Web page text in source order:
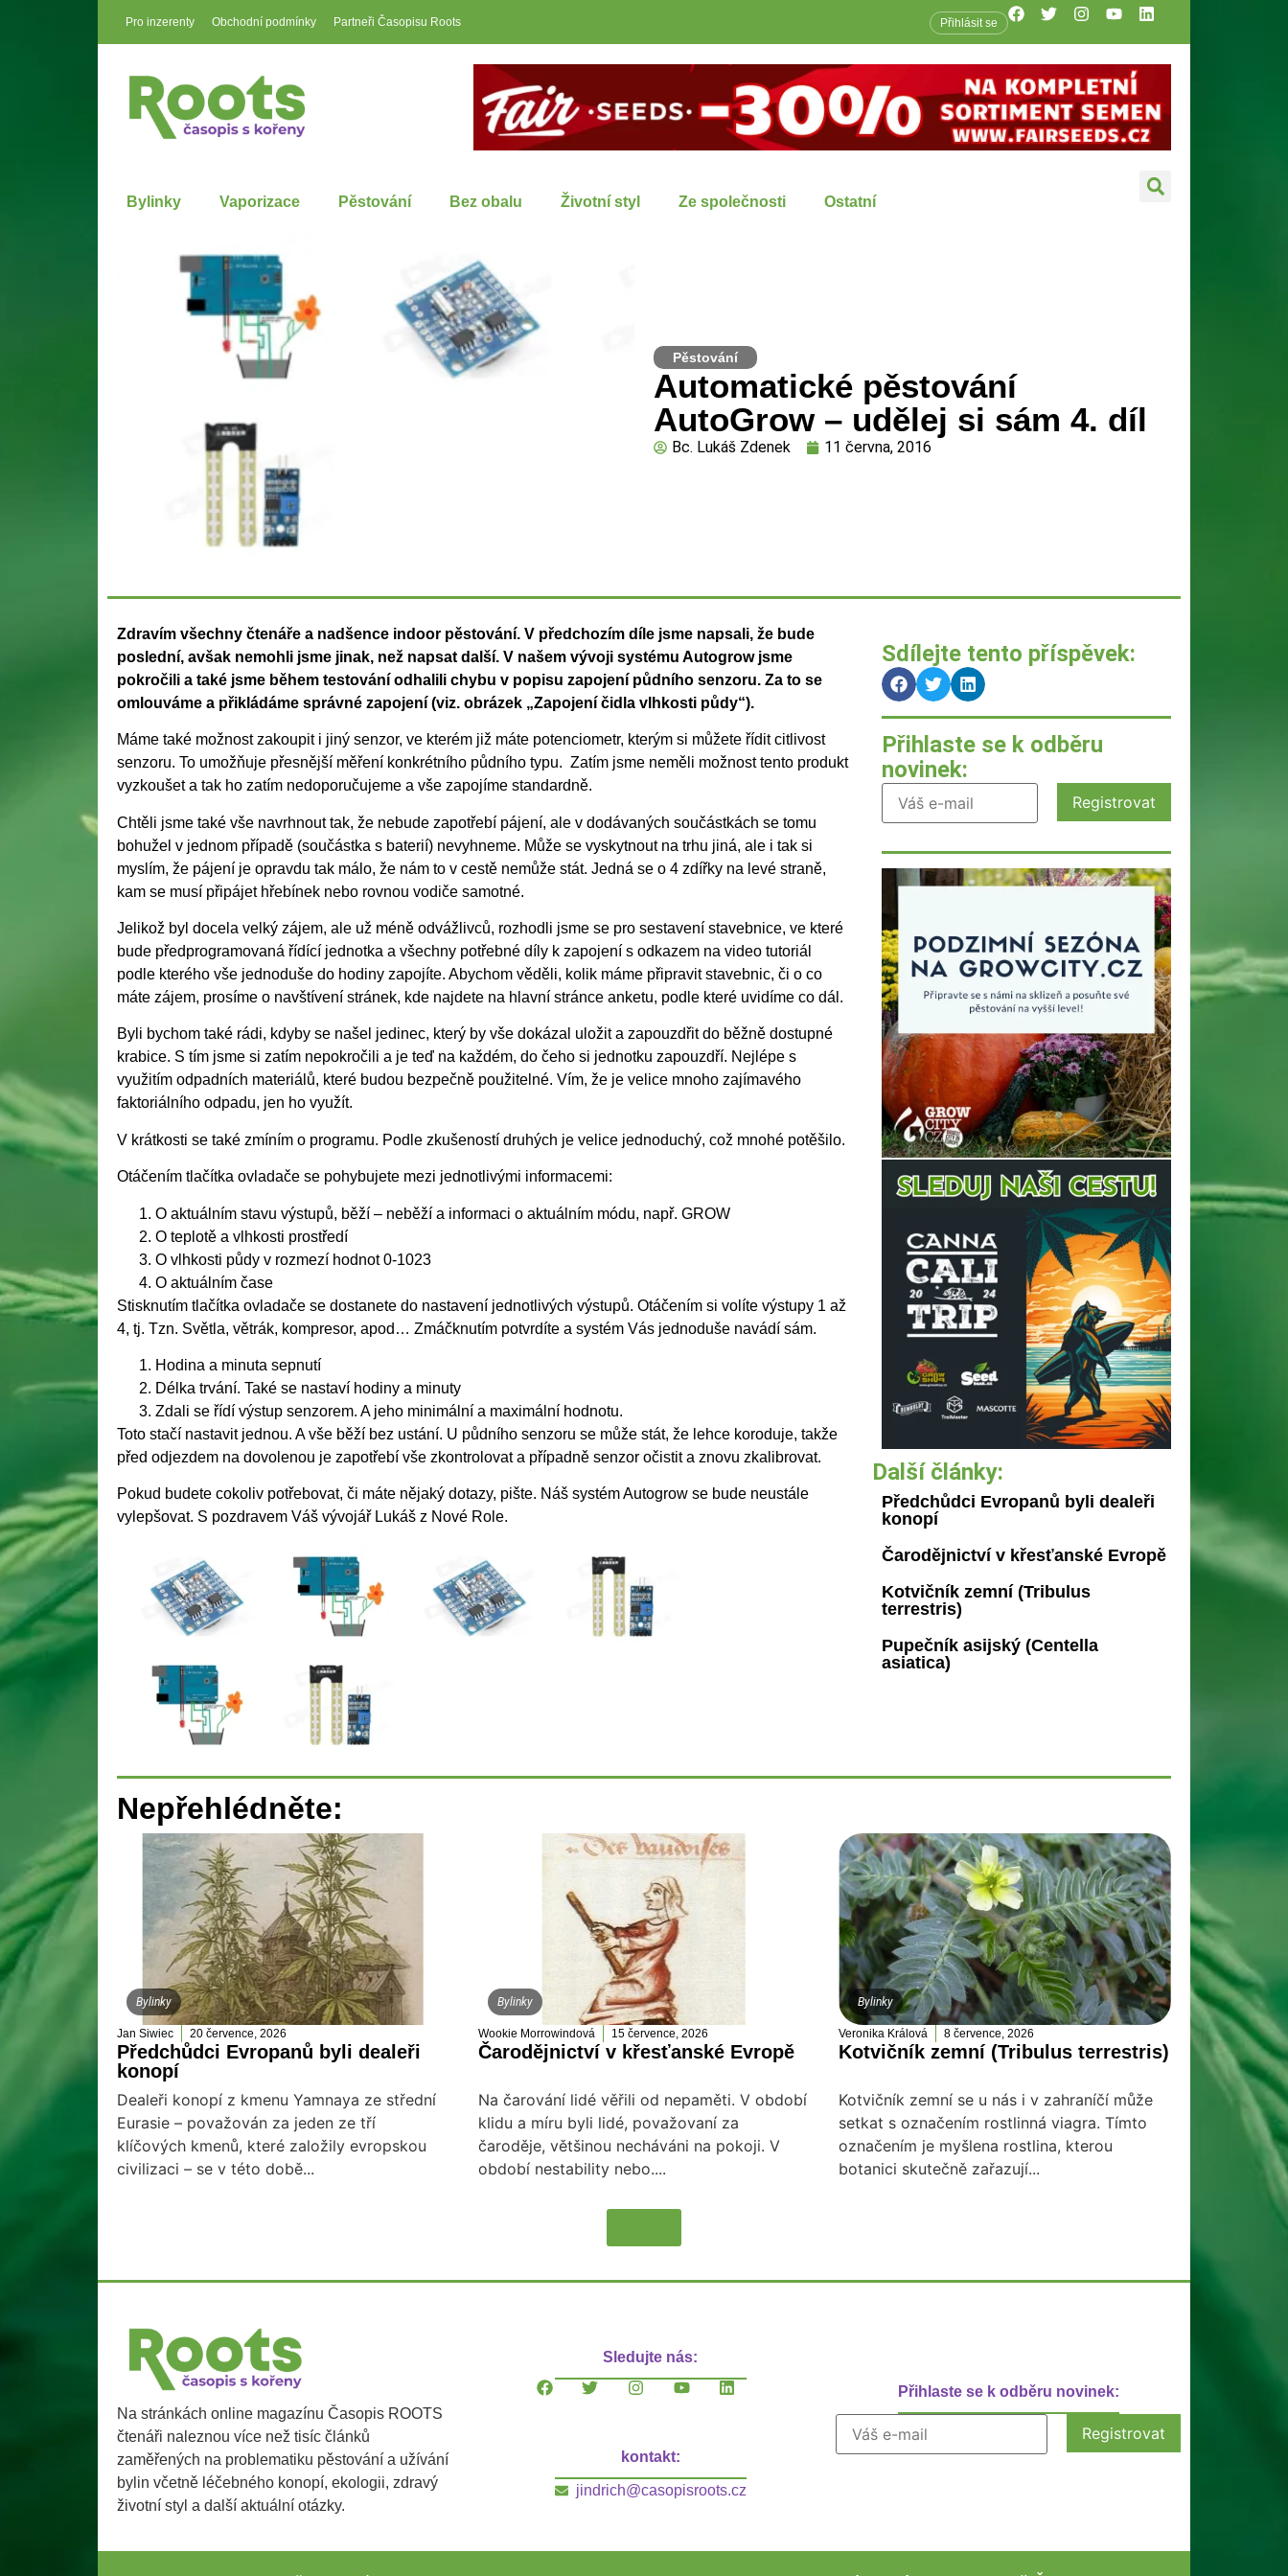
Pro inzerenty Obchodní podmínky Partneři Časopisu Roots Přihlásit se
Bylinky Vaporizace Pěstování Bez obalu Životní styl Ze společnosti Ostatní
Pěstování
Automatické pěstování
AutoGrow – udělej si sám 4. díl
Bc. Lukáš Zdenek 11 června, 2016
Zdravím všechny čtenáře a nadšence indoor pěstování. V předchozím díle jsme napsali, že bude
poslední, avšak nemohli jsme jinak, než napsat další. V našem vývoji systému Autogrow jsme
pokročili a také jsme během testování odhalili chybu v popisu zapojení půdního senzoru. Za to se
omlouváme a přikládáme správné zapojení (viz. obrázek „Zapojení čidla vlhkosti půdy“).
Máme také možnost zakoupit i jiný senzor, ve kterém již máte potenciometr, kterým si můžete řídit citlivost
senzoru. To umožňuje přesnější měření konkrétního půdního typu. Zatím jsme neměli možnost tento produkt
vyzkoušet a tak ho zatím nedoporučujeme a vše zapojíme standardně.
Chtěli jsme také vše navrhnout tak, že nebude zapotřebí pájení, ale v dodávaných součástkách se tomu
bohužel v jednom případě (součástka s baterií) nevyhneme. Může se vyskytnout na trhu jiná, ale i tak si
myslím, že pájení je opravdu tak málo, že nám to v cestě nemůže stát. Jedná se o 4 zdířky na levé straně,
kam se musí připájet hřebínek nebo rovnou vodiče samotné.
Jelikož byl docela velký zájem, ale už méně odvážlivců, rozhodli jsme se pro sestavení stavebnice, ve které
bude předprogramovaná řídící jednotka a všechny potřebné díly k zapojení s odkazem na video tutoriál
podle kterého vše jednoduše do hodiny zapojíte. Abychom věděli, kolik máme připravit stavebnic, či o co
máte zájem, prosíme o navštívení stránek, kde najdete na hlavní stránce anketu, podle které uvidíme co dál.
Byli bychom také rádi, kdyby se našel jedinec, který by vše dokázal uložit a zapouzdřit do běžně dostupné
krabice. S tím jsme si zatím nepokročili a je teď na každém, do čeho si jednotku zapouzdří. Nejlépe s
využitím odpadních materiálů, které budou bezpečně použitelné. Vím, že je velice mnoho zajímavého
faktoriálního odpadu, jen ho využít.
V krátkosti se také zmíním o programu. Podle zkušeností druhých je velice jednoduchý, což mnohé potěšilo.
Otáčením tlačítka ovladače se pohybujete mezi jednotlivými informacemi:
O aktuálním stavu výstupů, běží – neběží a informaci o aktuálním módu, např. GROW
O teplotě a vlhkosti prostředí
O vlhkosti půdy v rozmezí hodnot 0-1023
O aktuálním čase
Stisknutím tlačítka ovladače se dostanete do nastavení jednotlivých výstupů. Otáčením si volíte výstupy 1 až
4, tj. Tzn. Světla, větrák, kompresor, apod… Zmáčknutím potvrdíte a systém Vás jednoduše navádí sám.
Hodina a minuta sepnutí
Délka trvání. Také se nastaví hodiny a minuty
Zdali se řídí výstup senzorem. A jeho minimální a maximální hodnotu.
Toto stačí nastavit jednou. A vše běží bez ustání. U půdního senzoru se může stát, že lehce koroduje, takže
před odjezdem na dovolenou je zapotřebí vše zkontrolovat a případně senzor očistit a znovu zkalibrovat.
Pokud budete cokoliv potřebovat, či máte nějaký dotazy, pište. Náš systém Autogrow se bude neustále
vylepšovat. S pozdravem Váš vývojář Lukáš z Nové Role.
Sdílejte tento příspěvek:
Přihlaste se k odběru
novinek:
Další články:
Předchůdci Evropanů byli dealeři
konopí
Čarodějnictví v křesťanské Evropě
Kotvičník zemní (Tribulus
terrestris)
Pupečník asijský (Centella
asiatica)
Nepřehlédněte:
Bylinky
Jan Siwiec 20 července, 2026
Předchůdci Evropanů byli dealeři
konopí
Dealeři konopí z kmenu Yamnaya ze střední
Eurasie – považován za jeden ze tří
klíčových kmenů, které založily evropskou
civilizaci – se v této době...
Bylinky
Wookie Morrowindová 15 července, 2026
Čarodějnictví v křesťanské Evropě
Na čarování lidé věřili od nepaměti. V období
klidu a míru byli lidé, považovaní za
čaroděje, většinou necháváni na pokoji. V
období nestability nebo....
Bylinky
Veronika Králová 8 července, 2026
Kotvičník zemní (Tribulus terrestris)
Kotvičník zemní se u nás i v zahraníčí může
setkat s označením rostlinná viagra. Tímto
označením je myšlena rostlina, kterou
botanici skutečně zařazují...
Na stránkách online magazínu Časopis ROOTS
čtenáři naleznou více než tisíc článků
zaměřených na problematiku pěstování a užívání
bylin včetně léčebného konopí, ekologii, zdravý
životní styl a další aktuální otázky.
Sledujte nás:
kontakt:
jindrich@casopisroots.cz
Přihlaste se k odběru novinek: